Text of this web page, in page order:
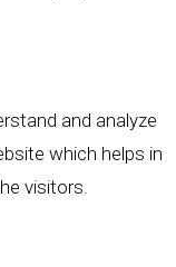
and analyze
which helps in
visitors.